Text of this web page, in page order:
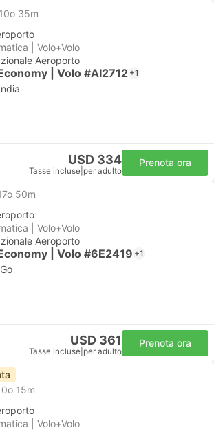
10o 35m
| Volo+Volo
Aeroporto
| Volo #AI2712 +1
USD 334
Tasse incluse per adulto
Prenota ora
50m
| Volo+Volo
Aeroporto
| Volo #6E2419 +1
USD 361
Tasse incluse per adulto
Prenota ora
15m
| Volo+Volo